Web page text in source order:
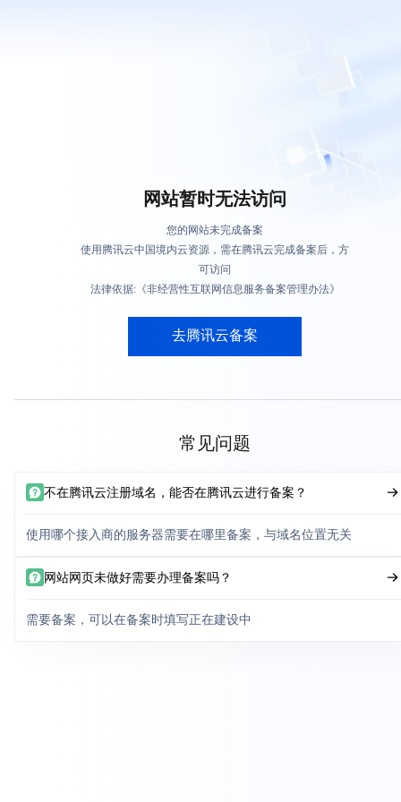
网站暂时无法访问
您的网站未完成备案
使用腾讯云中国境内云资源，需在腾讯云完成备案后，方
可访问
法律依据:《非经营性互联网信息服务备案管理办法》
去腾讯云备案
常见问题
不在腾讯云注册域名，能否在腾讯云进行备案？
使用哪个接入商的服务器需要在哪里备案，与域名位置无关
网站网页未做好需要办理备案吗？
需要备案，可以在备案时填写正在建设中